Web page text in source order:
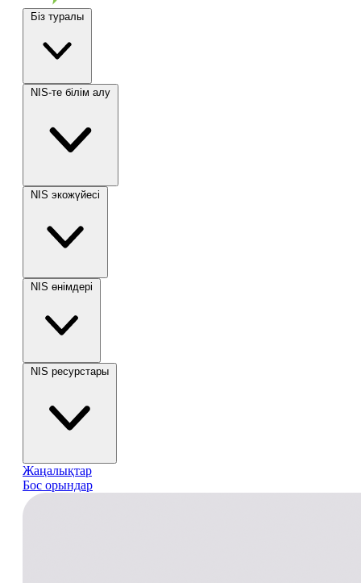
Біз туралы
NIS-те білім алу
NIS экожүйесі
NIS өнімдері
NIS ресурстары
Жаңалықтар
Бос орындар